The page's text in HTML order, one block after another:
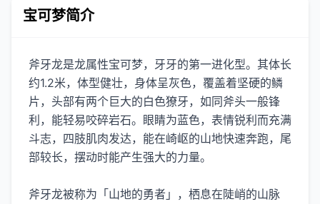
宝可梦简介
斧牙龙是龙属性宝可梦，牙牙的第一进化型。其体长
约1.2米，体型健壮，身体呈灰色，覆盖着坚硬的鳞
片，头部有两个巨大的白色獠牙，如同斧头一般锋
利，能轻易咬碎岩石。眼睛为蓝色，表情锐利而充满
斗志，四肢肌肉发达，能在崎岖的山地快速奔跑，尾
部较长，摆动时能产生强大的力量。
斧牙龙被称为「山地的勇者」，栖息在陡峭的山脉